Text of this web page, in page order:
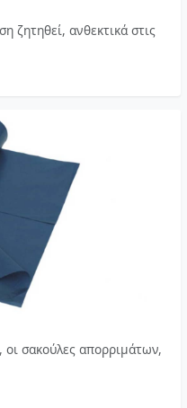
ζητηθεί, ανθεκτικά στις
οι σακούλες απορριμάτων,